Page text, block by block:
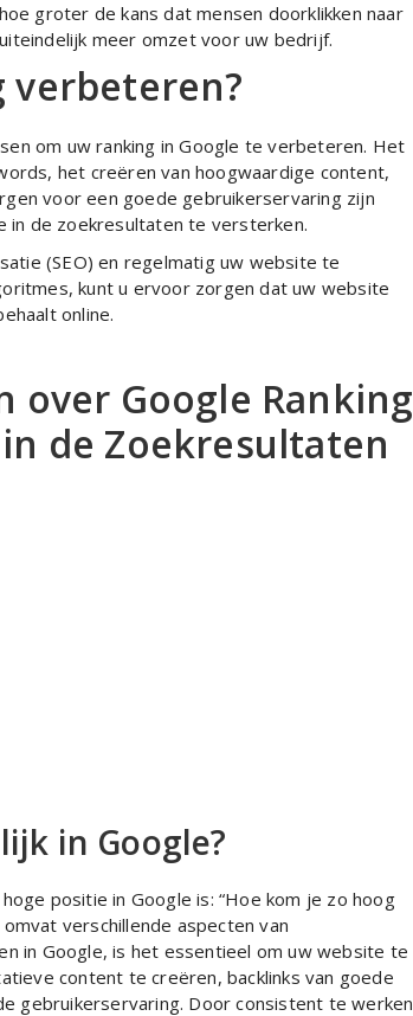
groter de kans dat mensen doorklikken naar
meer omzet voor uw bedrijf.
verbeteren?
om uw ranking in Google te verbeteren. Het
het creëren van hoogwaardige content,
voor een goede gebruikerservaring zijn
in de zoekresultaten te versterken.
(SEO) en regelmatig uw website te
kunt u ervoor zorgen dat uw website
online.
over Google Ranking
de Zoekresultaten
in Google?
positie in Google is: “Hoe kom je zo hoog
verschillende aspecten van
in Google, is het essentieel om uw website te
content te creëren, backlinks van goede
gebruikerservaring. Door consistent te werken